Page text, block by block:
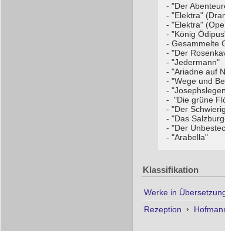
- "Der
- "Elektra"
- "Elektra"
- "König
- Gesammelte
- "Der
- "Jedermann"
- "Ariadne auf
- "Wege und
-
- "Die grüne
- "Der
- "Das
- "Der
- "Arabella"
Klassifikation
Werke in
Rezeption
›